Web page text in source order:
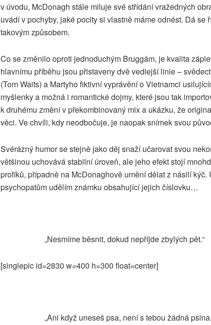
v úvodu, McDonagh stále miluje své střídání vražedných
uvádí v pochyby, jaké pocity si vlastně máme odnést. Dá se
takovým způsobem.
Co se změnilo oproti jednoduchým Bruggám, je kvalita
hlavnímu příběhu jsou přistaveny dvě vedlejší linie –
(Tom Waits) a Martyho fiktivní vyprávění o Vietnamci
myšlenky a možná i romantické dojmy, které jsou tak
k druhému změní v překombinovaný mix a ukázku, že
věci. Ve chvíli, kdy neodbočuje, je naopak snímek svou
Svérázný humor se stejně jako děj snaží učarovat svou
většinou uchovává stabilní úroveň, ale jeho efekt stojí
profíků, případně na McDonaghově umění dělat z násilí kýč.
psychopatům udělím známku obsahující jejich číslovku…
„Nesmíme běsnit, dokud nepříjde zbylých pět.“
[singlepic id=2830 w=400 h=300 float=center]
„Ani když uneseš psa, není s tebou žádná